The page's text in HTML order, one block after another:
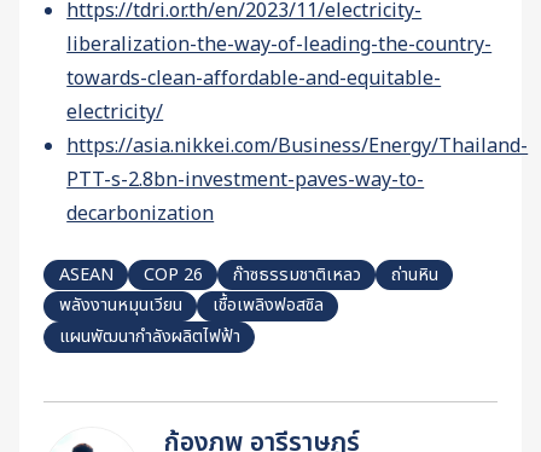
https://tdri.or.th/en/2023/11/electricity-
liberalization-the-way-of-leading-the-country-
towards-clean-affordable-and-equitable-
electricity/
https://asia.nikkei.com/Business/Energy/Thailand-
PTT-s-2.8bn-investment-paves-way-to-
decarbonization
ASEAN COP 26 ก๊าซธรรมชาติเหลว
ถ่านหิน
พลังงานหมุนเวียน
เชื้อเพลิงฟอสซิล
แผนพัฒนากำลังผลิตไฟฟ้า
ก้องภพ อารีราษฎร์